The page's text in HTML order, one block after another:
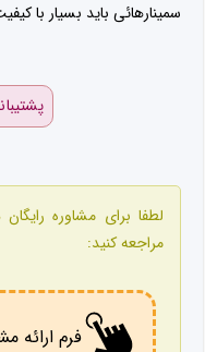
سمینارهائی باید بسیار با
پشتیبانی :
لطفا برای مشاوره
مراجعه کنید:
فرم ارائه